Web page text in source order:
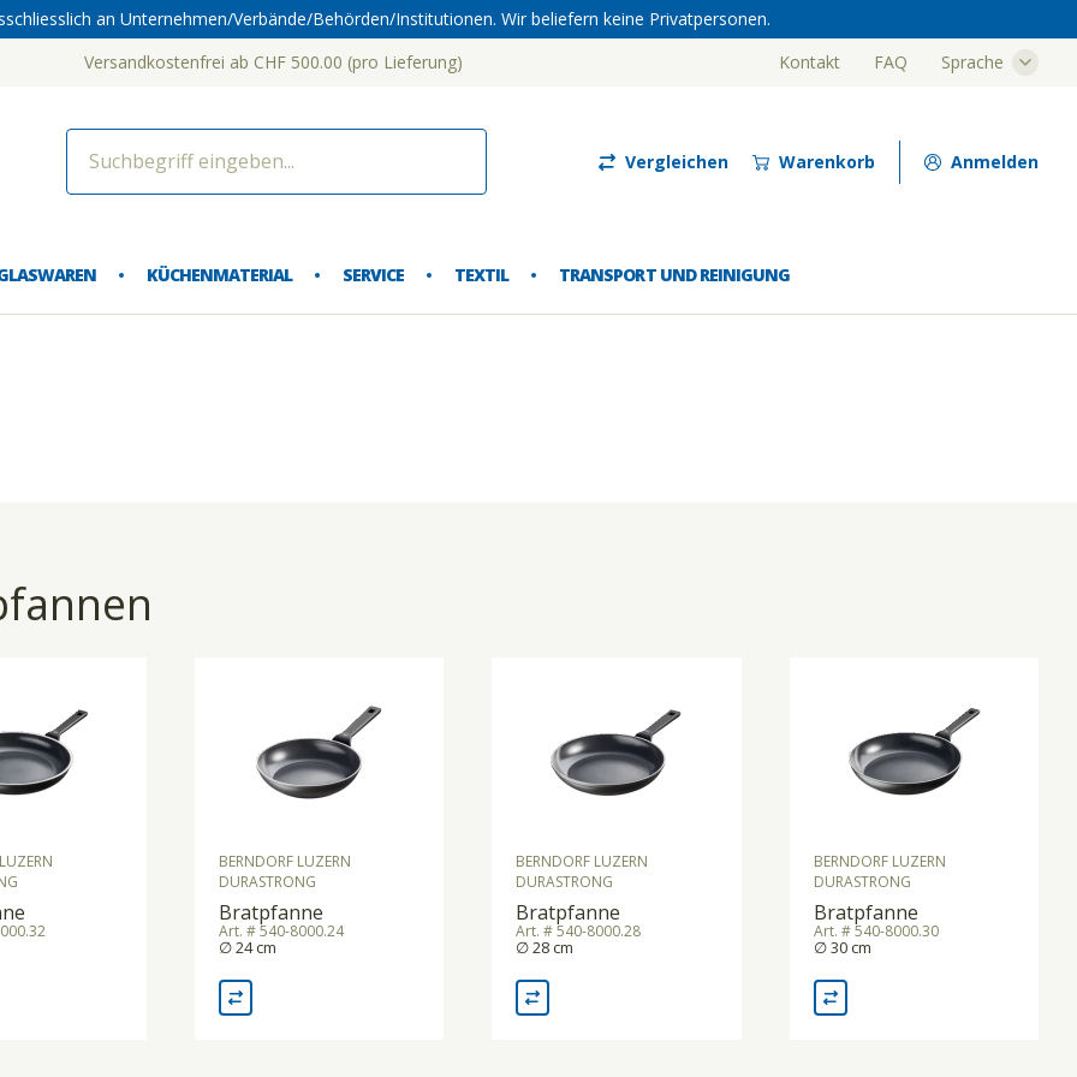
Versandkostenfrei ab CHF 500.00 (pro Lieferung) Kontakt FAQ Sprache
Vergleichen Warenkorb Anmelden
KÜCHENMATERIAL SERVICE TEXTIL TRANSPORT UND REINIGUNG
an Unternehmen/Verbände/Behörden/Institutionen. Wir beliefern keine Privatpersonen.
BERNDORF LUZERN
DURASTRONG
Bratpfanne
Art. # 540-8000.24
∅ 24 cm
BERNDORF LUZERN
DURASTRONG
Bratpfanne
Art. # 540-8000.28
∅ 28 cm
BERNDORF LUZERN
DURASTRONG
Bratpfanne
Art. # 540-8000.30
∅ 30 cm